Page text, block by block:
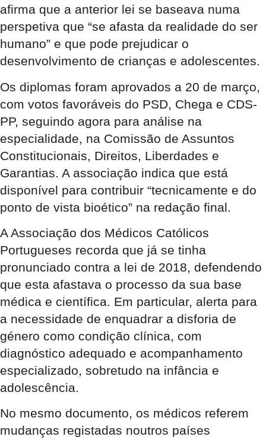
afirma que a anterior lei se baseava numa
perspetiva que “se afasta da realidade do ser
humano” e que pode prejudicar o
desenvolvimento de crianças e adolescentes.
Os diplomas foram aprovados a 20 de março,
com votos favoráveis do PSD, Chega e CDS-
PP, seguindo agora para análise na
especialidade, na Comissão de Assuntos
Constitucionais, Direitos, Liberdades e
Garantias. A associação indica que está
disponível para contribuir “tecnicamente e do
ponto de vista bioético” na redação final.
A Associação dos Médicos Católicos
Portugueses recorda que já se tinha
pronunciado contra a lei de 2018, defendendo
que esta afastava o processo da sua base
médica e científica. Em particular, alerta para
a necessidade de enquadrar a disforia de
género como condição clínica, com
diagnóstico adequado e acompanhamento
especializado, sobretudo na infância e
adolescência.
No mesmo documento, os médicos referem
mudanças registadas noutros países